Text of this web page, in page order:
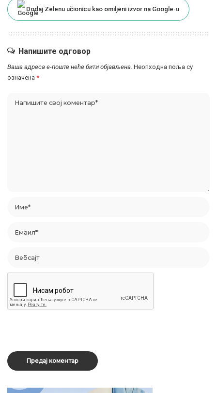
Dodaj Zelenu učionicu kao omiljeni izvor na Google-u
Напишите одговор
Ваша адреса е-поште неће бити објављена. Неопходна поља су
означена *